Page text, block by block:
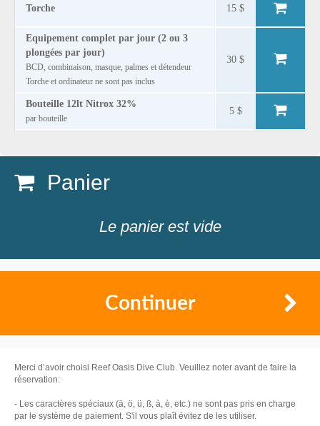
Torche 15 $
Equipement complet par jour (2 ou 3
plongées par jour)
BCD, combinaison, masque, palmes et détendeur
Torche et ordinateur ne sont pas inclus
30 $
Bouteille 12lt Nitrox 32%
par bouteille
5 $
Panier
Le panier est vide
Continuer
Merci d’avoir choisi Reef Oasis Dive Club. Veuillez noter avant de faire la
réservation:
- Les caractères spéciaux (ä, ö, ü, ß, à, è, etc.) ne sont pas pris en charge
par le système de paiement. S'il vous plaît évitez de les utiliser.